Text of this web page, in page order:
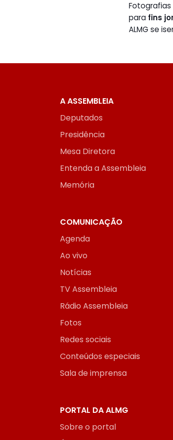
Fotografias
para fins
ALMG se
A ASSEMBLEIA
Deputados
Presidência
Mesa Diretora
Entenda a Assembleia
Memória
COMUNICAÇÃO
Agenda
Ao vivo
Notícias
TV Assembleia
Rádio Assembleia
Fotos
Redes sociais
Conteúdos especiais
Sala de imprensa
PORTAL DA ALMG
Sobre o portal